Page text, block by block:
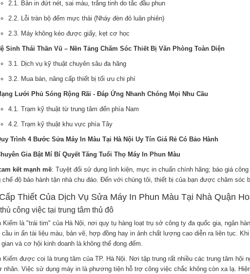
2.1. Bản in đứt nét, sai màu, trắng tinh do tắc đầu phun
2.2. Lỗi tràn bộ đếm mực thải (Nháy đèn đỏ luân phiên)
2.3. Máy không kéo được giấy, kẹt cơ học
Sinh Thái Thần Vũ – Nền Tảng Chăm Sóc Thiết Bị Văn Phòng Toàn Diện
3.1. Dịch vụ kỹ thuật chuyên sâu đa hãng
3.2. Mua bán, nâng cấp thiết bị tối ưu chi phí
Lưới Phủ Sóng Rộng Rãi - Đáp Ứng Nhanh Chóng Mọi Nhu Cầu
4.1. Trạm kỹ thuật từ trung tâm đến phía Nam
4.2. Trạm kỹ thuật khu vực phía Tây
Trình 4 Bước Sửa Máy In Màu Tại Hà Nội Uy Tín Giá Rẻ Có Bảo Hành
Gia Bật Mí Bí Quyết Tăng Tuổi Thọ Máy In Phun Màu
kết mạnh mẽ: Tuyệt đối sử dụng linh kiện, mực in chuẩn chính hãng; báo giá
chế độ bảo hành tận nhà chu đáo. Đến với chúng tôi, thiết bị của bạn được chăm sóc
Thiết Của Dịch Vụ Sửa Máy In Phun Màu Tại Nhà Quận
công việc tại trung tâm thủ đô
Kiếm là "trái tim" của Hà Nội, nơi quy tụ hàng loạt trụ sở công ty đa quốc gia, ngân
cầu in ấn tài liệu màu, bản vẽ, hợp đồng hay in ảnh chất lượng cao diễn ra liên tục.
và cơ hội kinh doanh là không thể đong đếm.
Kiếm được coi là trung tâm của TP. Hà Nội. Nơi tập trung rất nhiều các trung tâm hội
Việc sử dụng máy in là phương tiện hỗ trợ công việc chắc không còn xa lạ.